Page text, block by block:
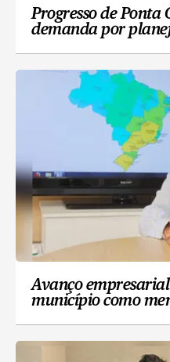
Progresso de Ponta
demanda por
Avanço empresarial
município como